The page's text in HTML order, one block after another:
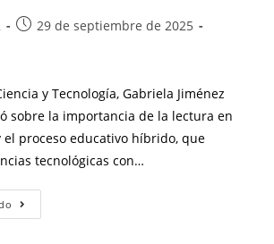
29 de septiembre de 2025
y Tecnología, Gabriela Jiménez
sobre la importancia de la lectura en
proceso educativo híbrido, que
tecnológicas con…